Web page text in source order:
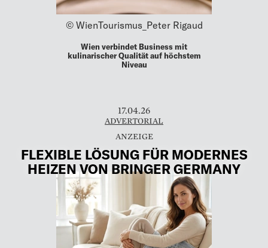
© WienTourismus_Peter Rigaud
Wien verbindet Business mit
kulinarischer Qualität auf höchstem
Niveau
17.04.26
ADVERTORIAL
FLEXIBLE LÖSUNG FÜR MODERNES
HEIZEN VON BRINGER GERMANY